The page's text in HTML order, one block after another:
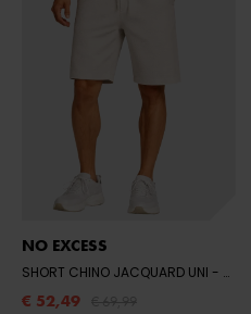
NO EXCESS
SHORT CHINO JACQUARD UNI - 045 DESERT
€ 52,49